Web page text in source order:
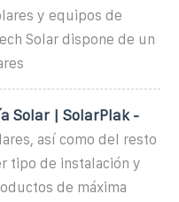
y equipos de
Solar dispone de un
Solar | SolarPlak -
así como del resto
tipo de instalación y
de máxima